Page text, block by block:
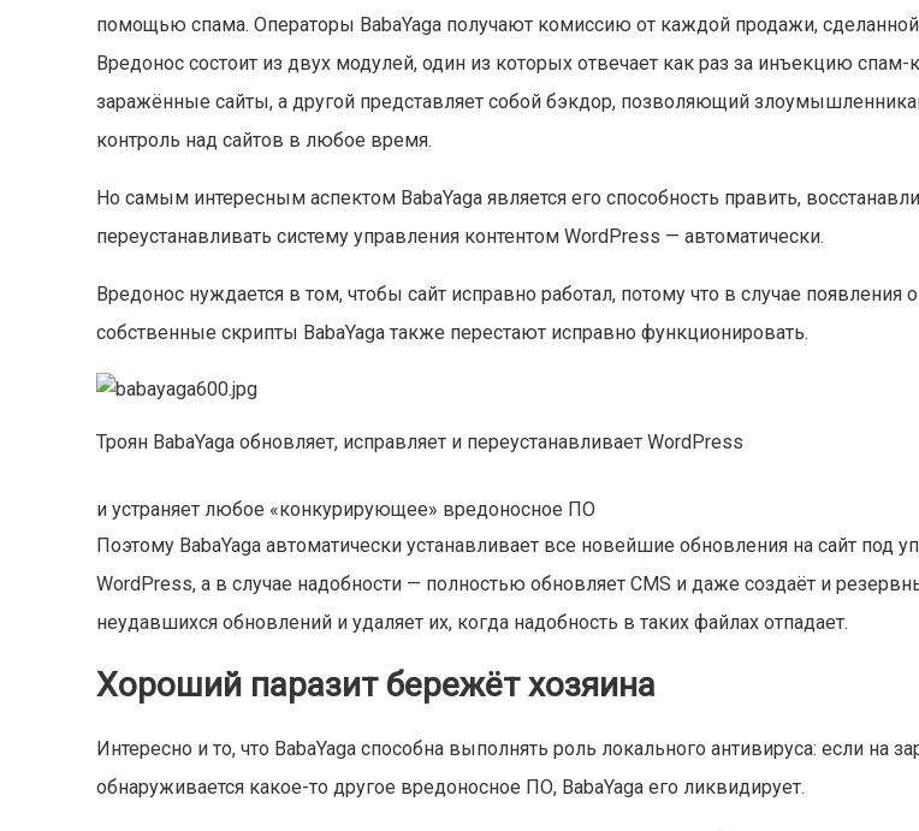
помощью спама. Операторы BabaYaga получают комиссию от каждой продажи, сделанной
Вредонос состоит из двух модулей, один из которых отвечает как раз за инъекцию спам-
заражённые сайты, а другой представляет собой бэкдор, позволяющий
контроль над сайтов в любое время.
Но самым интересным аспектом BabaYaga является его способность править,
переустанавливать систему управления контентом WordPress — автоматически.
Вредонос нуждается в том, чтобы сайт исправно работал, потому что в случае появления
собственные скрипты BabaYaga также перестают исправно функционировать.
Троян BabaYaga обновляет, исправляет и переустанавливает WordPress
и устраняет любое «конкурирующее» вредоносное ПО
Поэтому BabaYaga автоматически устанавливает все новейшие обновления на сайт под
WordPress, а в случае надобности — полностью обновляет CMS и даже создаёт и
неудавшихся обновлений и удаляет их, когда надобность в таких файлах отпадает.
Хороший паразит бережёт хозяина
Интересно и то, что BabaYaga способна выполнять роль локального антивируса: если на
обнаруживается какое-то другое вредоносное ПО, BabaYaga его ликвидирует.